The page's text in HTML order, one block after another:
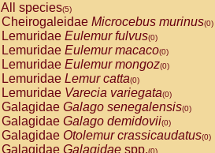
All species(5)
Cheirogaleidae Microcebus murinus(0)
Lemuridae Eulemur fulvus(0)
Lemuridae Eulemur macaco(0)
Lemuridae Eulemur mongoz(0)
Lemuridae Lemur catta(0)
Lemuridae Varecia variegata(0)
Galagidae Galago senegalensis(0)
Galagidae Galago demidovii(0)
Galagidae Otolemur crassicaudatus(0)
Galagidae Galagidae spp.(0)